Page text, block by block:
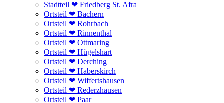
Stadtteil ❤ Friedberg St. Afra
Ortsteil ❤ Bachern
Ortsteil ❤ Rohrbach
Ortsteil ❤ Rinnenthal
Ortsteil ❤ Ottmaring
Ortsteil ❤ Hügelshart
Ortsteil ❤ Derching
Ortsteil ❤ Haberskirch
Ortsteil ❤ Wiffertshausen
Ortsteil ❤ Rederzhausen
Ortsteil ❤ Paar